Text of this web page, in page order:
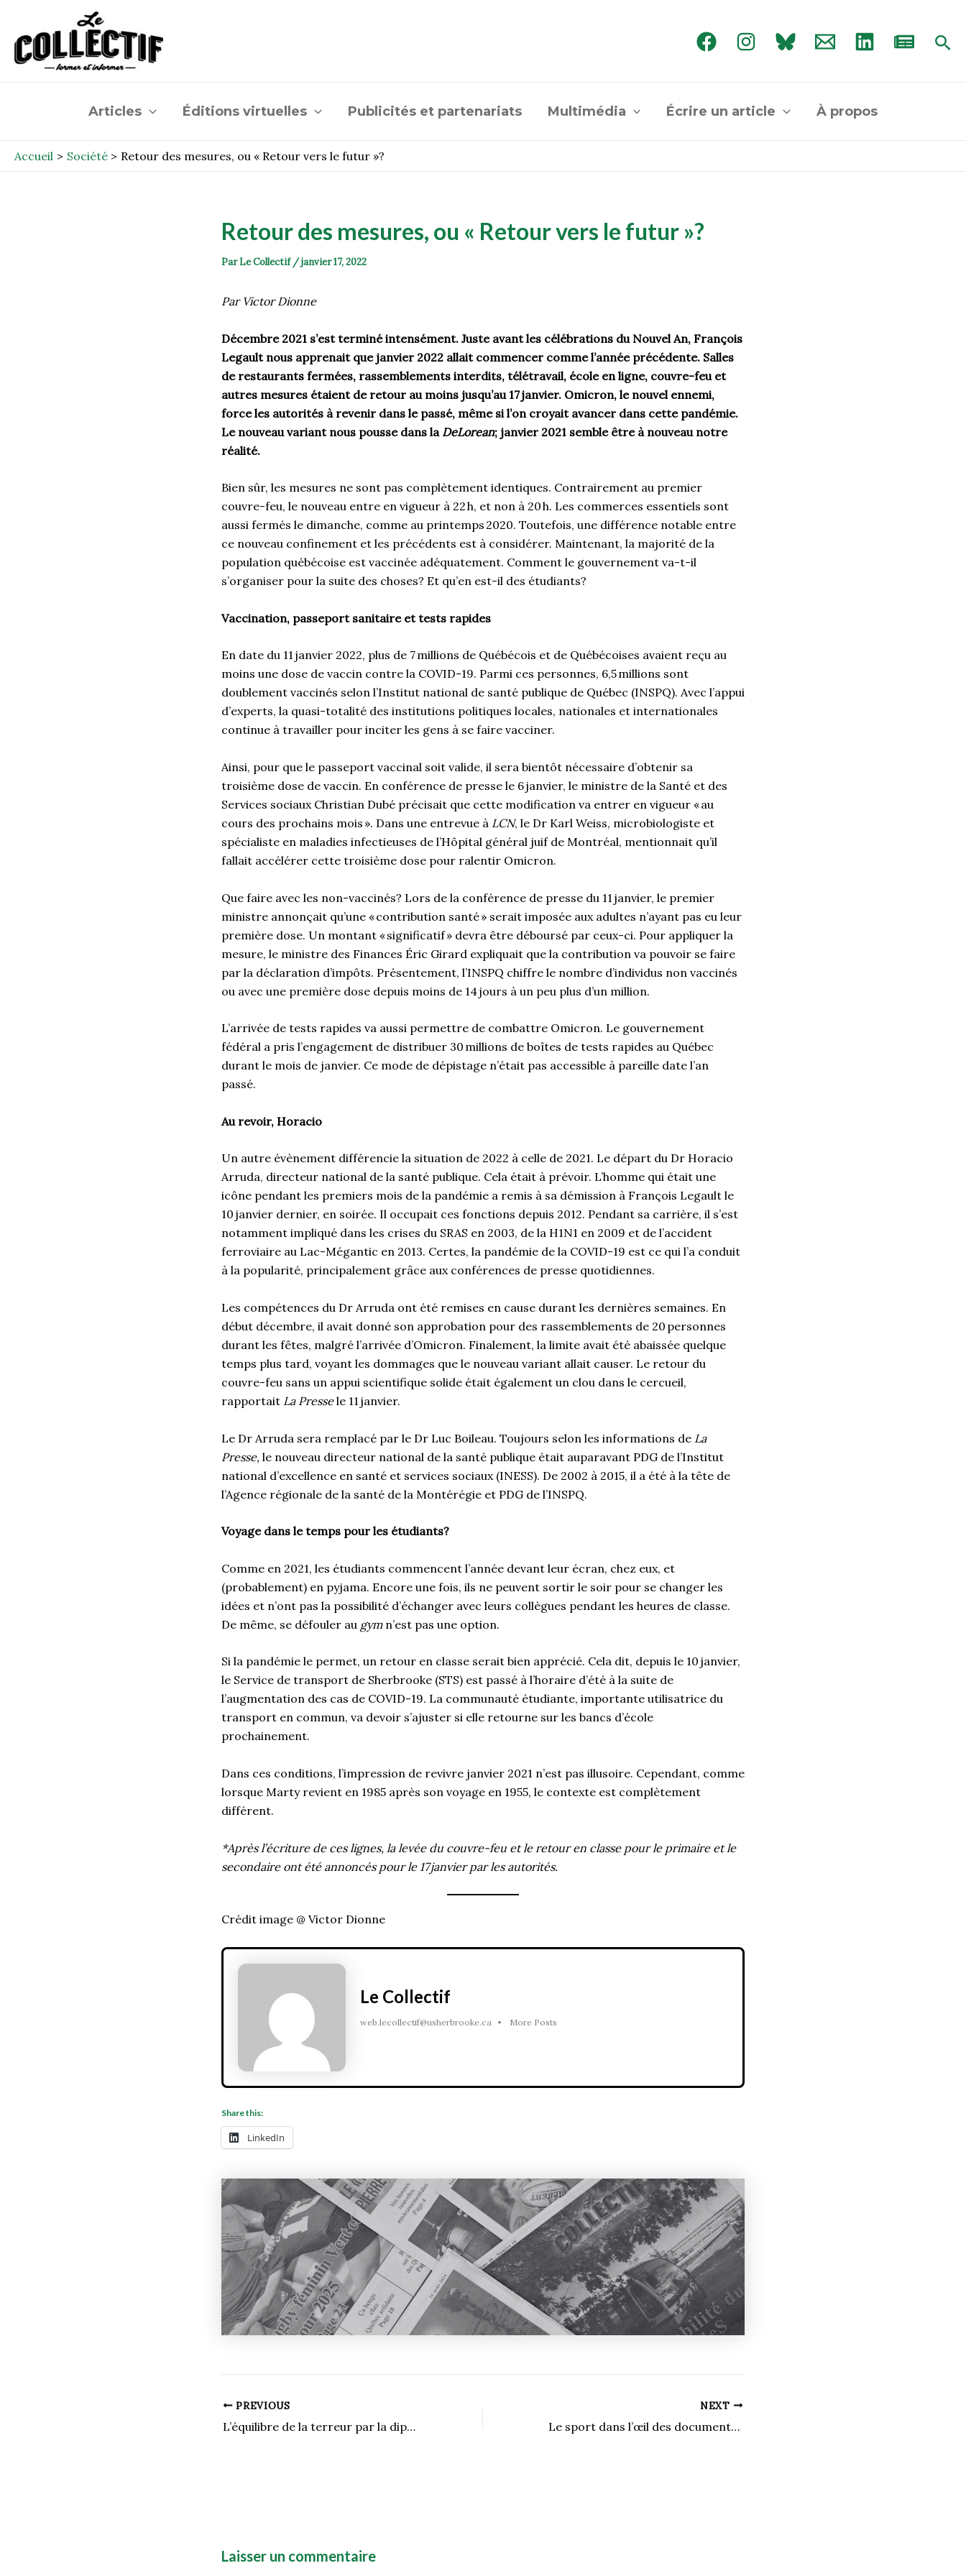
contenu
Articles Éditions virtuelles Publicités et partenariats Multimédia Écrire un article À propos
Accueil Société Retour des mesures, ou « Retour vers le futur »?
Retour des mesures, ou « Retour vers le futur »?
ParLe Collectif /janvier 17, 2022
Par Victor Dionne
Décembre 2021 s’est terminé intensément. Juste avant les célébrations du Nouvel An, François
Legault nous apprenait que janvier 2022 allait commencer comme l’année précédente. Salles
de restaurants fermées, rassemblements interdits, télétravail, école en ligne, couvre-feu et
autres mesures étaient de retour au moins jusqu’au 17 janvier. Omicron, le nouvel ennemi,
force les autorités à revenir dans le passé, même si l’on croyait avancer dans cette pandémie.
Le nouveau variant nous pousse dans la DeLorean; janvier 2021 semble être à nouveau notre
réalité.
Bien sûr, les mesures ne sont pas complètement identiques. Contrairement au premier
couvre-feu, le nouveau entre en vigueur à 22 h, et non à 20 h. Les commerces essentiels sont
aussi fermés le dimanche, comme au printemps 2020. Toutefois, une différence notable entre
ce nouveau confinement et les précédents est à considérer. Maintenant, la majorité de la
population québécoise est vaccinée adéquatement. Comment le gouvernement va-t-il
s’organiser pour la suite des choses? Et qu’en est-il des étudiants?
Vaccination, passeport sanitaire et tests rapides
En date du 11 janvier 2022, plus de 7 millions de Québécois et de Québécoises avaient reçu au
moins une dose de vaccin contre la COVID-19. Parmi ces personnes, 6,5 millions sont
doublement vaccinés selon l’Institut national de santé publique de Québec (INSPQ). Avec l’appui
d’experts, la quasi-totalité des institutions politiques locales, nationales et internationales
continue à travailler pour inciter les gens à se faire vacciner.
Ainsi, pour que le passeport vaccinal soit valide, il sera bientôt nécessaire d’obtenir sa
troisième dose de vaccin. En conférence de presse le 6 janvier, le ministre de la Santé et des
Services sociaux Christian Dubé précisait que cette modification va entrer en vigueur « au
cours des prochains mois ». Dans une entrevue à LCN, le Dr Karl Weiss, microbiologiste et
spécialiste en maladies infectieuses de l’Hôpital général juif de Montréal, mentionnait qu’il
fallait accélérer cette troisième dose pour ralentir Omicron.
Que faire avec les non-vaccinés? Lors de la conférence de presse du 11 janvier, le premier
ministre annonçait qu’une « contribution santé » serait imposée aux adultes n’ayant pas eu leur
première dose. Un montant « significatif » devra être déboursé par ceux-ci. Pour appliquer la
mesure, le ministre des Finances Éric Girard expliquait que la contribution va pouvoir se faire
par la déclaration d’impôts. Présentement, l’INSPQ chiffre le nombre d’individus non vaccinés
ou avec une première dose depuis moins de 14 jours à un peu plus d’un million.
L’arrivée de tests rapides va aussi permettre de combattre Omicron. Le gouvernement
fédéral a pris l’engagement de distribuer 30 millions de boîtes de tests rapides au Québec
durant le mois de janvier. Ce mode de dépistage n’était pas accessible à pareille date l’an
passé.
Au revoir, Horacio
Un autre évènement différencie la situation de 2022 à celle de 2021. Le départ du Dr Horacio
Arruda, directeur national de la santé publique. Cela était à prévoir. L’homme qui était une
icône pendant les premiers mois de la pandémie a remis à sa démission à François Legault le
10 janvier dernier, en soirée. Il occupait ces fonctions depuis 2012. Pendant sa carrière, il s’est
notamment impliqué dans les crises du SRAS en 2003, de la H1N1 en 2009 et de l’accident
ferroviaire au Lac-Mégantic en 2013. Certes, la pandémie de la COVID-19 est ce qui l’a conduit
à la popularité, principalement grâce aux conférences de presse quotidiennes.
Les compétences du Dr Arruda ont été remises en cause durant les dernières semaines. En
début décembre, il avait donné son approbation pour des rassemblements de 20 personnes
durant les fêtes, malgré l’arrivée d’Omicron. Finalement, la limite avait été abaissée quelque
temps plus tard, voyant les dommages que le nouveau variant allait causer. Le retour du
couvre-feu sans un appui scientifique solide était également un clou dans le cercueil,
rapportait La Pressele 11 janvier.
Le Dr Arruda sera remplacé par le Dr Luc Boileau. Toujours selon les informations de La
Presse, le nouveau directeur national de la santé publique était auparavant PDG de l’Institut
national d’excellence en santé et services sociaux (INESS). De 2002 à 2015, il a été à la tête de
l’Agence régionale de la santé de la Montérégie et PDG de l’INSPQ.
Voyage dans le temps pour les étudiants?
Comme en 2021, les étudiants commencent l’année devant leur écran, chez eux, et
(probablement) en pyjama. Encore une fois, ils ne peuvent sortir le soir pour se changer les
idées et n’ont pas la possibilité d’échanger avec leurs collègues pendant les heures de classe.
De même, se défouler au gym n’est pas une option.
Si la pandémie le permet, un retour en classe serait bien apprécié. Cela dit, depuis le 10 janvier,
le Service de transport de Sherbrooke (STS) est passé à l’horaire d’été à la suite de
l’augmentation des cas de COVID-19. La communauté étudiante, importante utilisatrice du
transport en commun, va devoir s’ajuster si elle retourne sur les bancs d’école
prochainement.
Dans ces conditions, l’impression de revivre janvier 2021 n’est pas illusoire. Cependant, comme
lorsque Marty revient en 1985 après son voyage en 1955, le contexte est complètement
différent.
*Après l’écriture de ces lignes, la levée du couvre-feu et le retour en classe pour le primaire et le
secondaire ont été annoncés pour le 17 janvier par les autorités.
Crédit image @ Victor Dionne
Le Collectif
web.lecollectif@usherbrooke.ca • More Posts
Share this:
LinkedIn
PREVIOUS
L’équilibre de la terreur par la diplomatie nucléaire
NEXT
Le sport dans l’œil des documentaristes
Laisser un commentaire